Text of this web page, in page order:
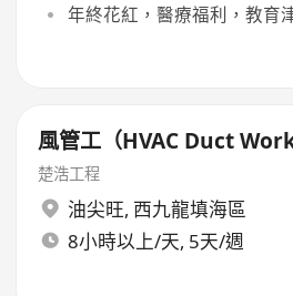
年終花紅，醫療福利，教育
風管工（HVAC Duct
楚浩工程
油尖旺, 西九龍填海區
8小時以上/天, 5天/週